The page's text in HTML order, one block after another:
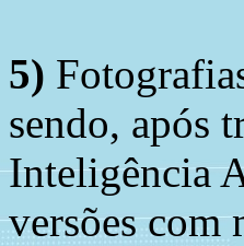
5)
sendo, após
Inteligência
versões com